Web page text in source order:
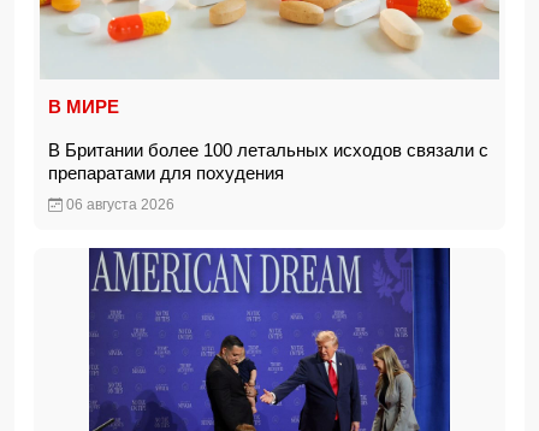
В МИРЕ
В Британии более 100 летальных исходов связали с
препаратами для похудения
06 августа 2026